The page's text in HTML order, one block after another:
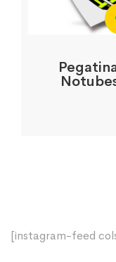
[instagram-feed